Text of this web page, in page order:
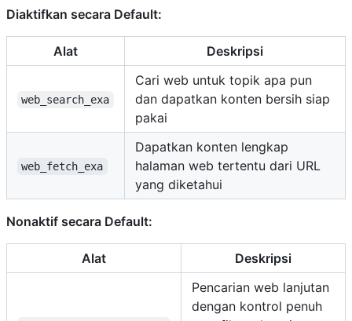
Diaktifkan secara Default:
Alat Deskripsi
web_search_exa
Cari web untuk topik apa pun
dan dapatkan konten bersih siap
pakai
web_fetch_exa
Dapatkan konten lengkap
halaman web tertentu dari URL
yang diketahui
Nonaktif secara Default:
Alat Deskripsi
Pencarian web lanjutan
dengan kontrol penuh